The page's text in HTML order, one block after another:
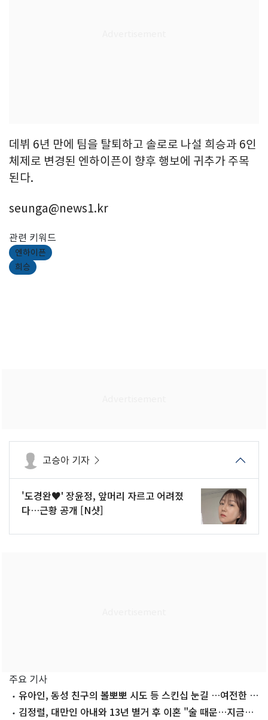
데뷔 6년 만에 팀을 탈퇴하고 솔로로 나설 희승과 6인
체제로 변경된 엔하이픈이 향후 행보에 귀추가 주목
된다.
seunga@news1.kr
관련 키워드
엔하이픈
희승
고승아 기자
'도경완♥' 장윤정, 앞머리 자르고 어려졌
다…근황 공개 [N샷]
주요 기사
유아인, 동성 친구의 볼뽀뽀 시도 등 스킨십 눈길 …여전한 비
주얼김정렬, 대만인 아내와 13년 별거 후 이혼 "술 때문…지금은